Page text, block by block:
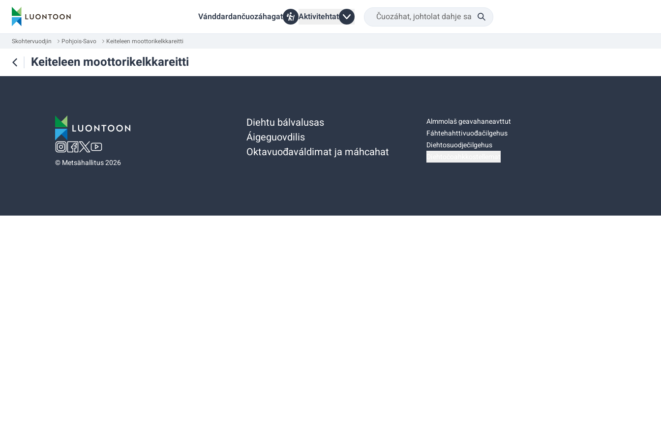
Vánddardančuozáhagat Aktivitehtat
Skohtervuodjin Pohjois-Savo Keiteleen moottorikelkkareitti
Keiteleen moottorikelkkareitti
©Metsähallitus 2026
Diehtu bálvalusas
Áigeguovdilis
Oktavuođaváldimat ja máhcahat
Almmolaš geavahaneavttut
Fáhtehahttivuođačilgehus
Diehtosuodječilgehus